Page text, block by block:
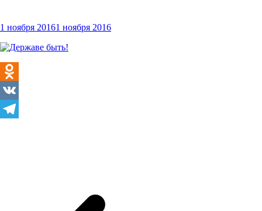
1 ноября 20161 ноября 2016
Odnoklassniki
VK